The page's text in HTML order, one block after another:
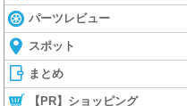
パーツレビュー
スポット
まとめ
【PR】ショッピング